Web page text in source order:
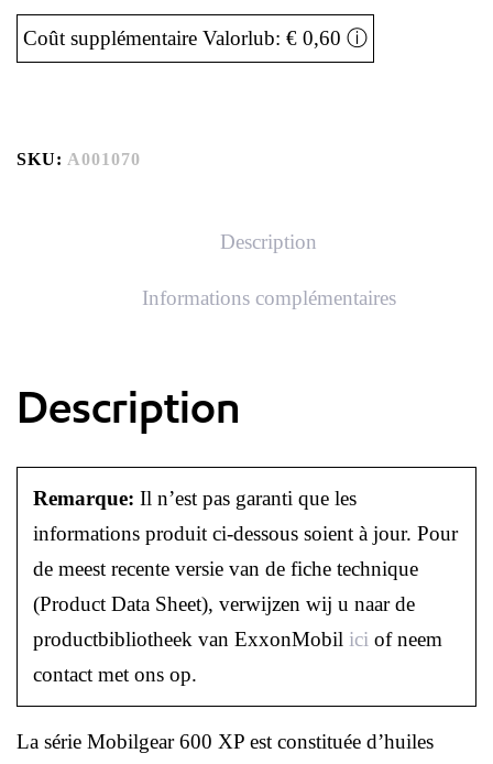
Coût supplémentaire Valorlub: € 0,60 ⓘ
SKU: A001070
Description
Informations complémentaires
Description
Remarque: Il n’est pas garanti que les
informations produit ci-dessous soient à jour. Pour
de meest recente versie van de fiche technique
(Product Data Sheet), verwijzen wij u naar de
productbibliotheek van ExxonMobil ici of neem
contact met ons op.
La série Mobilgear 600 XP est constituée d’huiles